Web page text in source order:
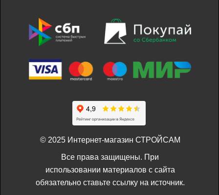
© 2025 Интернет-магазин СТРОЙСАМ
Все права защищены. При
использовании материалов с сайта
обязательно ставьте ссылку на источник.